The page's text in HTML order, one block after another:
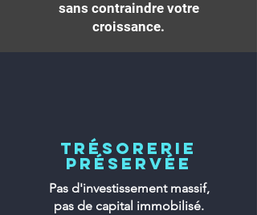
sans contraindre votre
croissance.
​Trésorerie
préservée
Pas d'investissement massif,
pas de capital immobilisé.